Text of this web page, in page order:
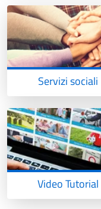
Servizi sociali
Video Tutorial